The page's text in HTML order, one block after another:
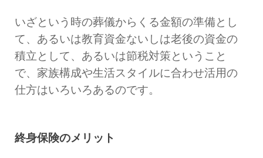
いざという時の葬儀からくる金額の準備とし
て、あるいは教育資金ないしは老後の資金の
積立として、あるいは節税対策ということ
で、家族構成や生活スタイルに合わせ活用の
仕方はいろいろあるのです。
終身保険のメリット